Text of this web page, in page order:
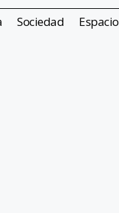
Sociedad Espacio